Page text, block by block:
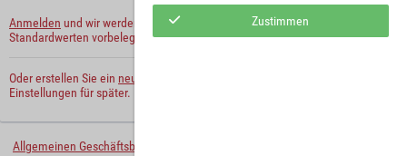
Anmelden und wir werden die notwendigen Informationen mit Ihren
Standardwerten vorbelegen.
Oder erstellen Sie ein neues Benutzerkonto
Einstellungen für später.
Allgemeinen Geschäftsbedingungen
Zustimmen